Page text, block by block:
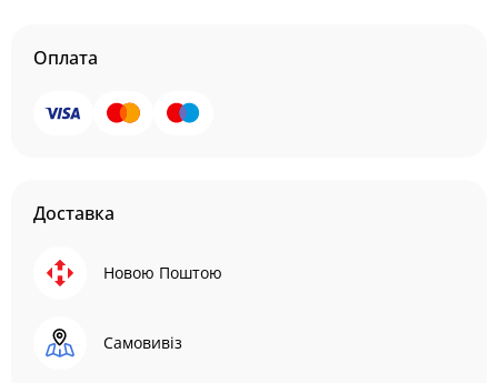
Оплата
Доставка
Новою Поштою
Самовивіз